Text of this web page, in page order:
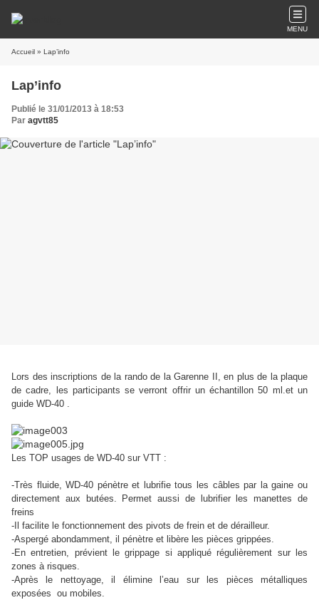
MENU
Accueil » Lap’info
Lap’info
Publié le 31/01/2013 à 18:53
Par agvtt85
Lors des inscriptions de la rando de la Garenne II, en plus de la plaque
de cadre, les participants se verront offrir un échantillon 50 ml.et un
guide WD-40 .
Les TOP usages de WD-40 sur VTT :
-Très fluide, WD-40 pénètre et lubrifie tous les câbles par la gaine ou
directement aux butées. Permet aussi de lubrifier les manettes de
freins
-Il facilite le fonctionnement des pivots de frein et de dérailleur.
-Aspergé abondamment, il pénètre et libère les pièces grippées.
-En entretien, prévient le grippage si appliqué régulièrement sur les
zones à risques.
-Après le nettoyage, il élimine l’eau sur les pièces métalliques
exposées ou mobiles.